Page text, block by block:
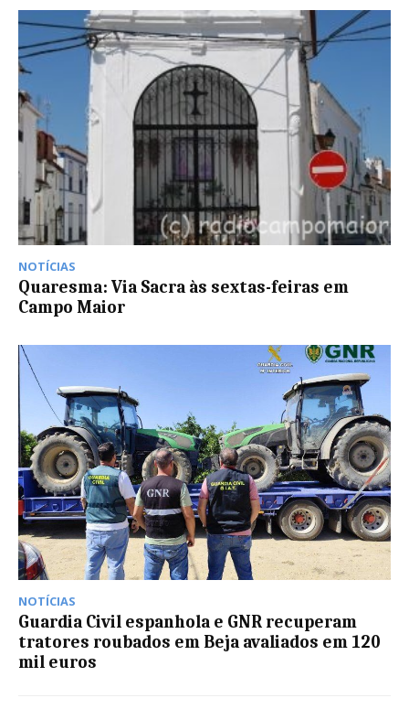
NOTÍCIAS
Quaresma: Via Sacra às sextas-feiras em
Campo Maior
NOTÍCIAS
Guardia Civil espanhola e GNR recuperam
tratores roubados em Beja avaliados em 120
mil euros